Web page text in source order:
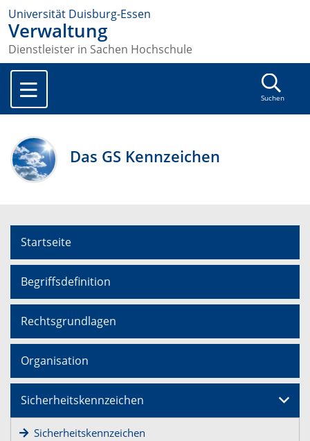
Universität Duisburg-Essen
Verwaltung
Dienstleister in Sachen Hochschule
Suchen
Das GS Kennzeichen
Startseite
Begriffsdefinition
Rechtsgrundlagen
Organisation
Sicherheitskennzeichen
Sicherheitskennzeichen